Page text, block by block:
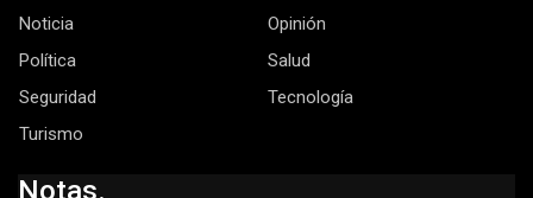
Noticia
Opinión
Política
Salud
Seguridad
Tecnología
Turismo
Notas.